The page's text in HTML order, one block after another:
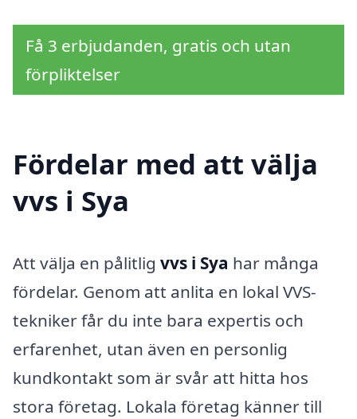
Få 3 erbjudanden, gratis och utan
förpliktelser
Fördelar med att välja
vvs i Sya
Att välja en pålitlig vvs i Sya har många
fördelar. Genom att anlita en lokal VVS-
tekniker får du inte bara expertis och
erfarenhet, utan även en personlig
kundkontakt som är svår att hitta hos
stora företag. Lokala företag känner till